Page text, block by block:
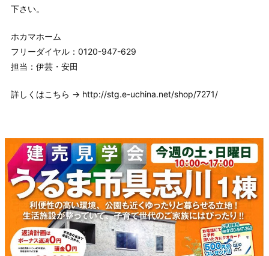
下さい。
ホカマホーム
フリーダイヤル：0120-947-629
担当：伊芸・安田
詳しくはこちら → http://stg.e-uchina.net/shop/7271/